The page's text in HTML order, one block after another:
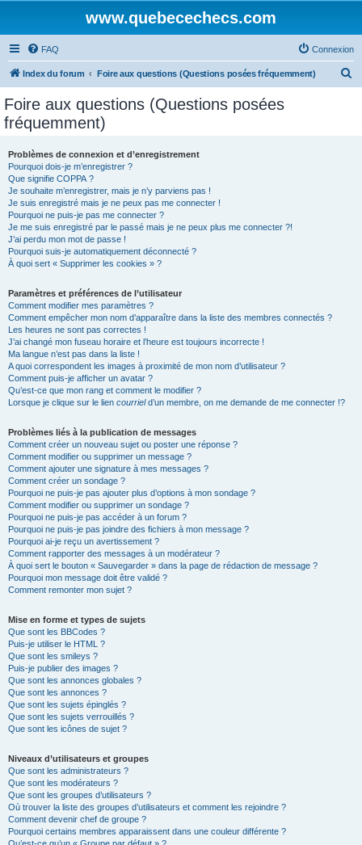
www.quebecechecs.com
FAQ Connexion
Index du forum Foire aux questions (Questions posées fréquemment)
Foire aux questions (Questions posées
fréquemment)
Problèmes de connexion et d’enregistrement
Pourquoi dois-je m’enregistrer ?
Que signifie COPPA ?
Je souhaite m’enregistrer, mais je n’y parviens pas !
Je suis enregistré mais je ne peux pas me connecter !
Pourquoi ne puis-je pas me connecter ?
Je me suis enregistré par le passé mais je ne peux plus me connecter ?!
J’ai perdu mon mot de passe !
Pourquoi suis-je automatiquement déconnecté ?
À quoi sert « Supprimer les cookies » ?
Paramètres et préférences de l’utilisateur
Comment modifier mes paramètres ?
Comment empêcher mon nom d’apparaître dans la liste des membres connectés ?
Les heures ne sont pas correctes !
J’ai changé mon fuseau horaire et l’heure est toujours incorrecte !
Ma langue n’est pas dans la liste !
A quoi correspondent les images à proximité de mon nom d’utilisateur ?
Comment puis-je afficher un avatar ?
Qu’est-ce que mon rang et comment le modifier ?
Lorsque je clique sur le lien courrield’un membre, on me demande de me connecter !?
Problèmes liés à la publication de messages
Comment créer un nouveau sujet ou poster une réponse ?
Comment modifier ou supprimer un message ?
Comment ajouter une signature à mes messages ?
Comment créer un sondage ?
Pourquoi ne puis-je pas ajouter plus d’options à mon sondage ?
Comment modifier ou supprimer un sondage ?
Pourquoi ne puis-je pas accéder à un forum ?
Pourquoi ne puis-je pas joindre des fichiers à mon message ?
Pourquoi ai-je reçu un avertissement ?
Comment rapporter des messages à un modérateur ?
À quoi sert le bouton « Sauvegarder » dans la page de rédaction de message ?
Pourquoi mon message doit être validé ?
Comment remonter mon sujet ?
Mise en forme et types de sujets
Que sont les BBCodes ?
Puis-je utiliser le HTML ?
Que sont les smileys ?
Puis-je publier des images ?
Que sont les annonces globales ?
Que sont les annonces ?
Que sont les sujets épinglés ?
Que sont les sujets verrouillés ?
Que sont les icônes de sujet ?
Niveaux d’utilisateurs et groupes
Que sont les administrateurs ?
Que sont les modérateurs ?
Que sont les groupes d’utilisateurs ?
Où trouver la liste des groupes d’utilisateurs et comment les rejoindre ?
Comment devenir chef de groupe ?
Pourquoi certains membres apparaissent dans une couleur différente ?